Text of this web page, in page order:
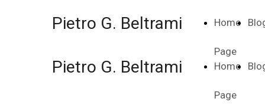
Home
Page
Pietro G. Beltrami
Home
Page
Pietro G. Beltrami